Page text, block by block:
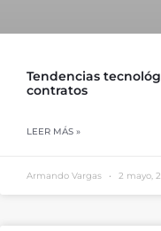
Tendencias
contratos
LEER MÁS »
Armando Vargas 2 mayo,